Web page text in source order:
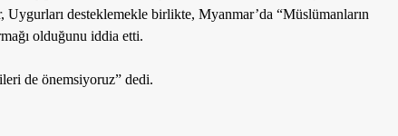
desteklemekle birlikte, Myanmar’da “Müslümanların
olduğunu iddia etti.
de önemsiyoruz” dedi.